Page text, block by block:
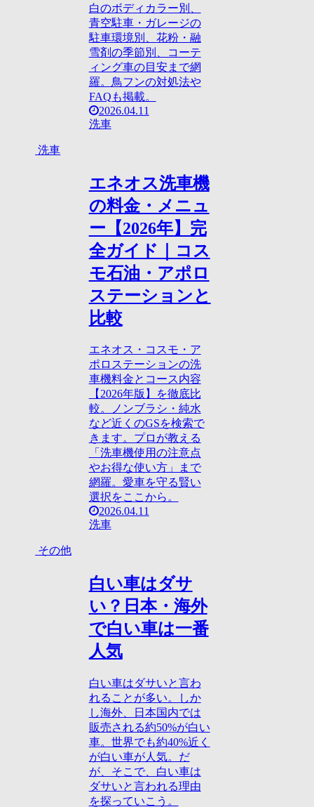
白のボディカラー別、
青空駐車・ガレージの
駐車環境別、花粉・融
雪剤の季節別、コーテ
ィング車の目安まで網
羅。鳥フンの対処法や
FAQも掲載。
2026.04.11
洗車
洗車
エネオス洗車機
の料金・メニュ
ー【2026年】完
全ガイド｜コス
モ石油・アポロ
ステーションと
比較
エネオス・コスモ・ア
ポロステーションの洗
車機料金とコース内容
【2026年版】を徹底比
較。ノンブラシ・純水
など近くのGSを検索で
きます。プロが教える
「洗車機使用の注意点
やお得な使い方」まで
網羅。愛車を守る賢い
選択をここから。
2026.04.11
洗車
その他
白い車はダサ
い？日本・海外
で白い車は一番
人気
白い車はダサいと言わ
れることが多い。しか
し海外、日本国内では
販売される約50%が白い
車。世界でも約40%近く
が白い車が人気。だ
が、そこで、白い車は
ダサいと言われる理由
を探っていこう。